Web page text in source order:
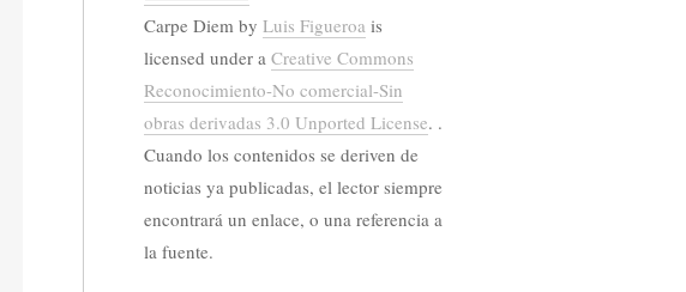
Carpe Diem by Luis Figueroa is
licensed under a Creative Commons
Reconocimiento-No comercial-Sin
obras derivadas 3.0 Unported License. .
Cuando los contenidos se deriven de
noticias ya publicadas, el lector siempre
encontrará un enlace, o una referencia a
la fuente.